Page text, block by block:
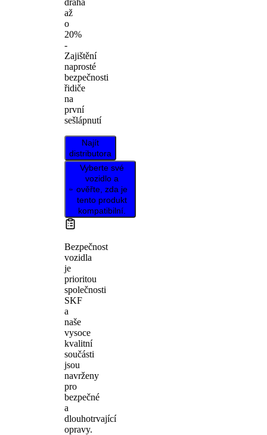
až
o
20%
-
Zajištění
naprosté
bezpečnosti
řidiče
na
první
sešlápnutí
Najít
distributora
Vyberte své
vozidlo a
ověřte, zda je
tento produkt
kompatibilní.
Bezpečnost
vozidla
je
prioritou
společnosti
SKF
a
naše
vysoce
kvalitní
součásti
jsou
navrženy
pro
bezpečné
a
dlouhotrvající
opravy.